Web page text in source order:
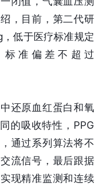
，目前，第二代研
低于医疗标准规定
标准偏差不超过
还原血红蛋白和氧
的吸收特性，PPG
通过系列算法将不
流信号，最后跟据
现精准监测和连续